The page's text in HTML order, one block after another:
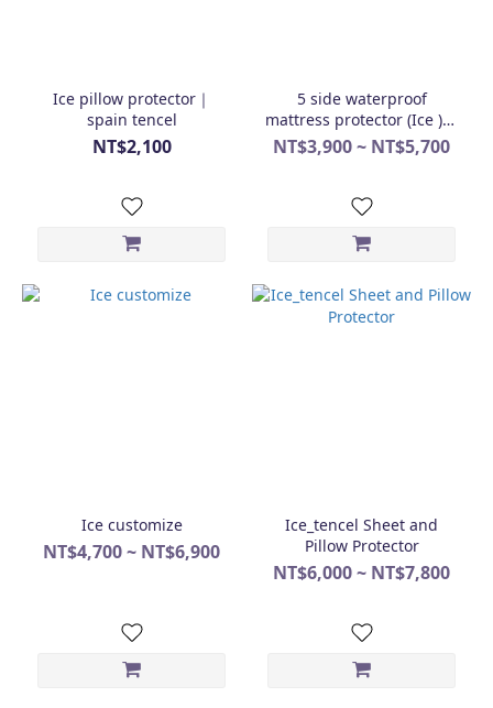
Ice pillow protector｜
spain tencel
NT$2,100
5 side waterproof
mattress protector (Ice )｜
tencel
NT$3,900 ~ NT$5,700
Ice customize
NT$4,700 ~ NT$6,900
Ice_tencel Sheet and
Pillow Protector
NT$6,000 ~ NT$7,800